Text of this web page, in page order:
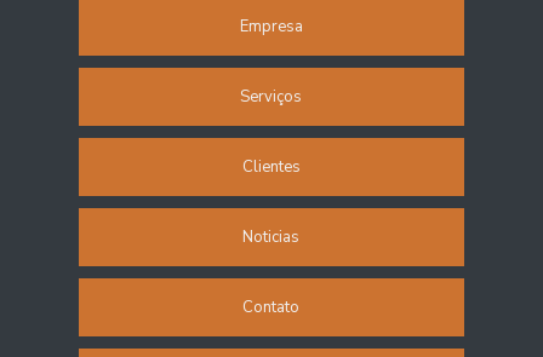
Refeições para empresas sp
Refeições para funcionários
Refeições transportadas
Refeitório corporativo
Empresa
Serviços
Clientes
Noticias
Contato